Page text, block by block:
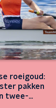
roeigoud:
pakken
twee-